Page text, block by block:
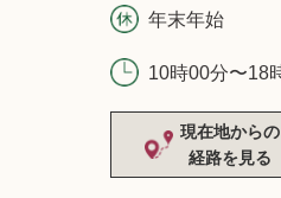
年末年始
10時00分〜18
現在地からの
経路を見る